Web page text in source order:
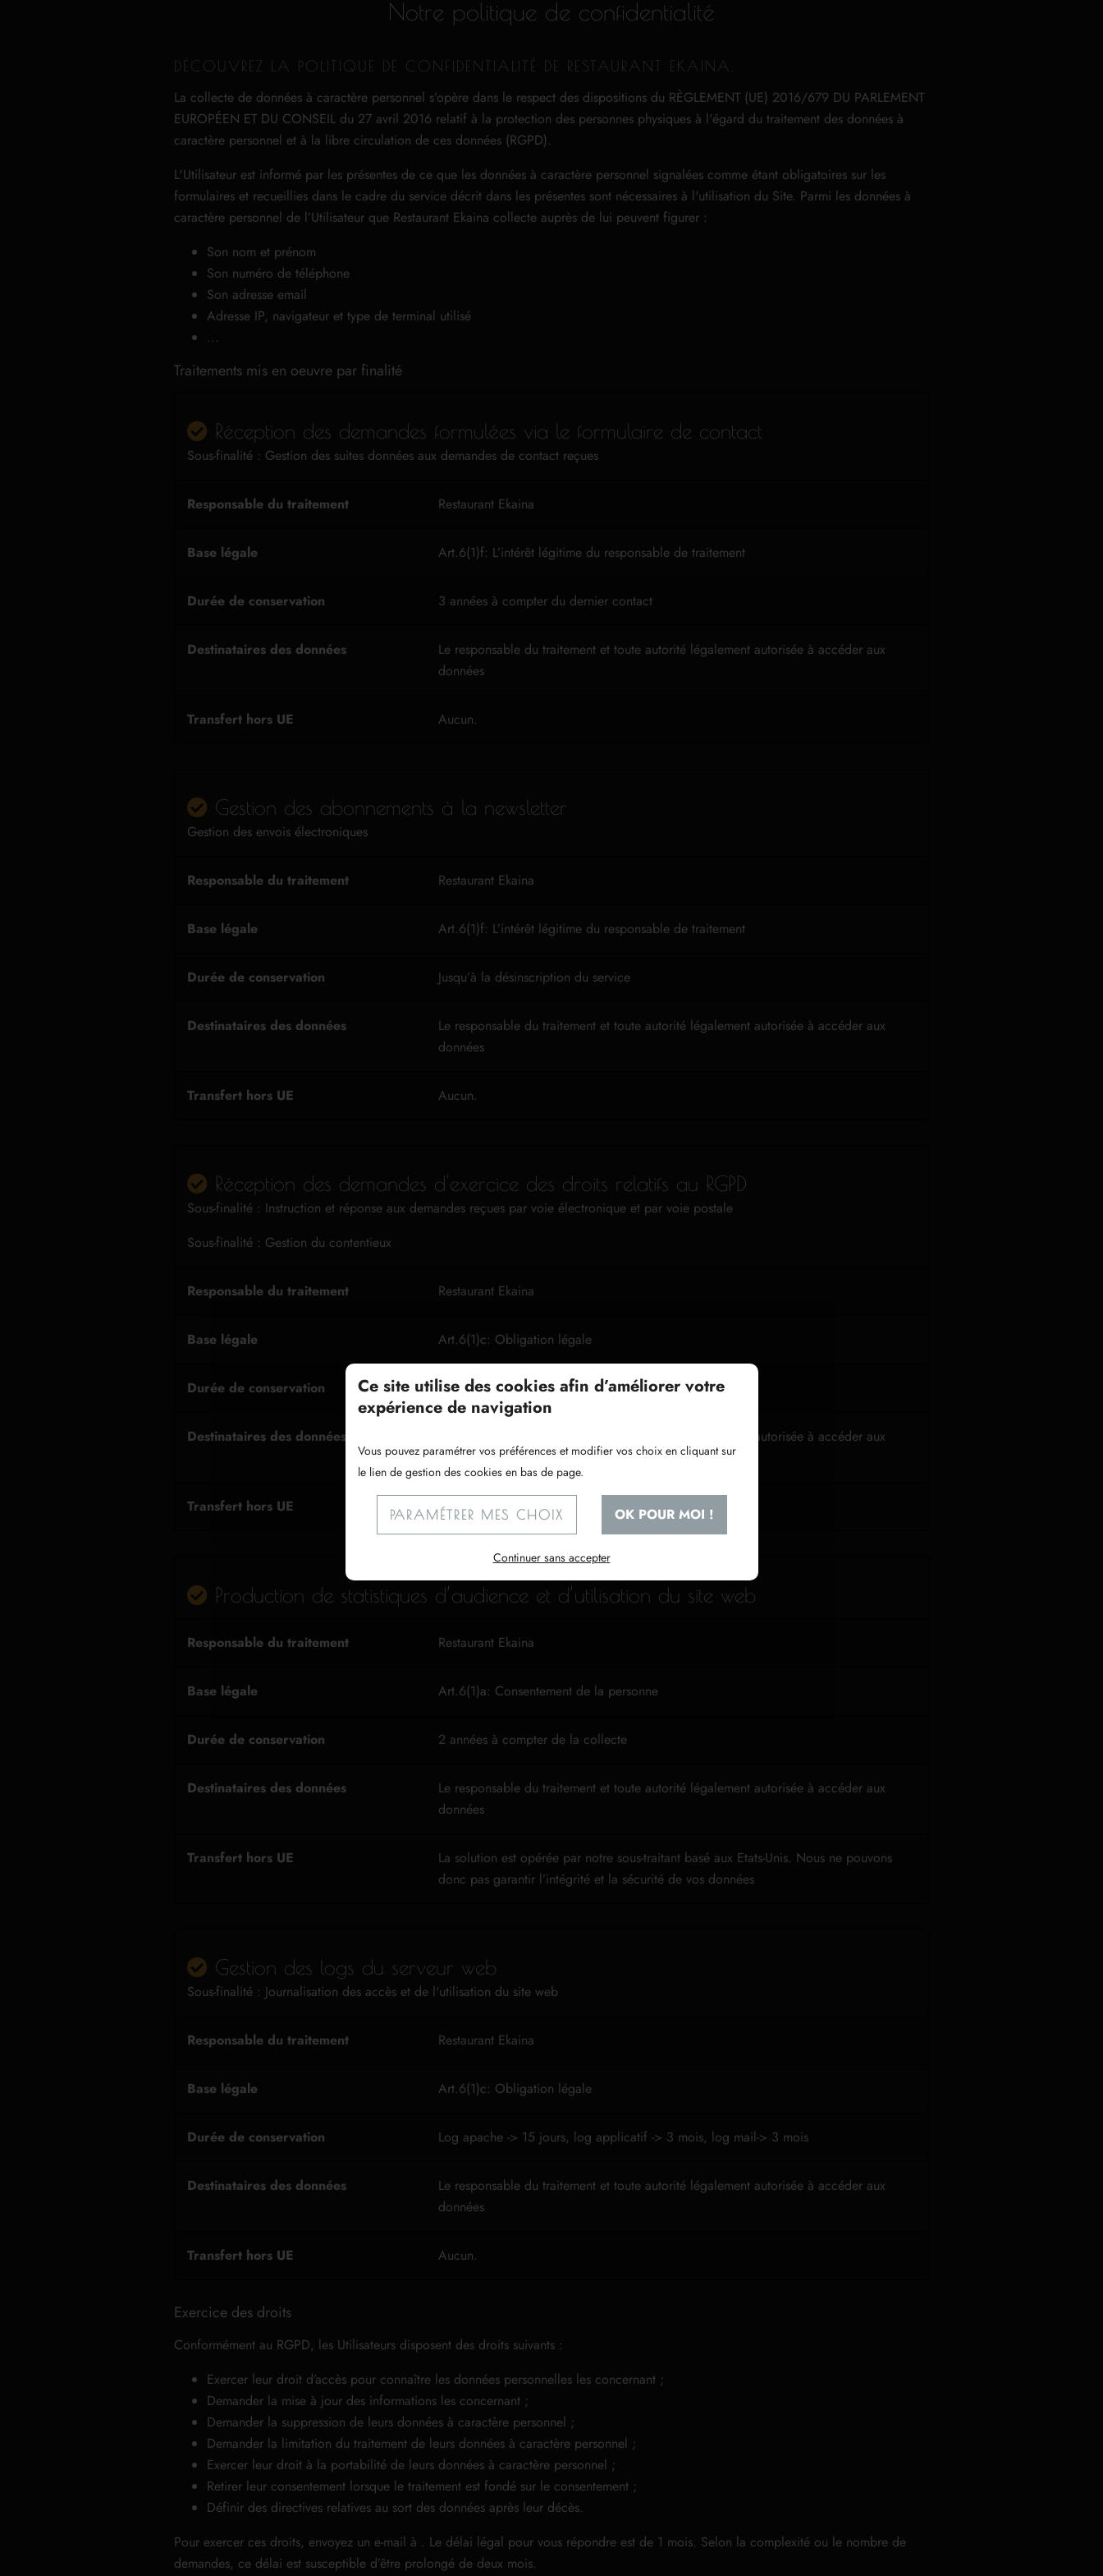
Notre politique de confidentialité
DÉCOUVREZ LA POLITIQUE DE CONFIDENTIALITÉ DE RESTAURANT EKAINA.
La collecte de données à caractère personnel s’opère dans le respect des dispositions du RÈGLEMENT (UE) 2016/679 DU PARLEMENT
EUROPÉEN ET DU CONSEIL du 27 avril 2016 relatif à la protection des personnes physiques à l'égard du traitement des données à
caractère personnel et à la libre circulation de ces données (RGPD).
L'Utilisateur est informé par les présentes de ce que les données à caractère personnel signalées comme étant obligatoires sur les
formulaires et recueillies dans le cadre du service décrit dans les présentes sont nécessaires à l'utilisation du Site. Parmi les données à
caractère personnel de l’Utilisateur que Restaurant Ekaina collecte auprès de lui peuvent figurer :
Son nom et prénom
Son numéro de téléphone
Son adresse email
Adresse IP, navigateur et type de terminal utilisé
...
Traitements mis en oeuvre par finalité
Réception des demandes formulées via le formulaire de contact
Sous-finalité : Gestion des suites données aux demandes de contact reçues
Responsable du traitement Restaurant Ekaina
Base légale Art.6(1)f: L’intérêt légitime du responsable de traitement
Durée de conservation 3 années à compter du dernier contact
Destinataires des données
Le responsable du traitement et toute autorité légalement autorisée à accéder aux
données
Transfert hors UE Aucun.
Gestion des abonnements à la newsletter
Gestion des envois électroniques
Responsable du traitement Restaurant Ekaina
Base légale Art.6(1)f: L’intérêt légitime du responsable de traitement
Durée de conservation Jusqu’à la désinscription du service
Destinataires des données
Le responsable du traitement et toute autorité légalement autorisée à accéder aux
données
Transfert hors UE Aucun.
Réception des demandes d'exercice des droits relatifs au RGPD
Sous-finalité : Instruction et réponse aux demandes reçues par voie électronique et par voie postale
Sous-finalité : Gestion du contentieux
Responsable du traitement Restaurant Ekaina
Base légale Art.6(1)c: Obligation légale
Durée de conservation 3 années à compter de la clôture du dossier
Destinataires des données
Le responsable du traitement et toute autorité légalement autorisée à accéder aux
données
Transfert hors UE Aucun.
Production de statistiques d’audience et d’utilisation du site web
Responsable du traitement Restaurant Ekaina
Base légale Art.6(1)a: Consentement de la personne
Durée de conservation 2 années à compter de la collecte
Destinataires des données
Le responsable du traitement et toute autorité légalement autorisée à accéder aux
données
Transfert hors UE La solution est opérée par notre sous-traitant basé aux Etats-Unis. Nous ne pouvons
donc pas garantir l’intégrité et la sécurité de vos données
Gestion des logs du serveur web
Sous-finalité : Journalisation des accès et de l'utilisation du site web
Responsable du traitement Restaurant Ekaina
Base légale Art.6(1)c: Obligation légale
Durée de conservation Log apache -> 15 jours, log applicatif -> 3 mois, log mail-> 3 mois
Destinataires des données
Le responsable du traitement et toute autorité légalement autorisée à accéder aux
données
Transfert hors UE Aucun.
Exercice des droits
Conformément au RGPD, les Utilisateurs disposent des droits suivants :
Exercer leur droit d’accès pour connaître les données personnelles les concernant ;
Demander la mise à jour des informations les concernant ;
Demander la suppression de leurs données à caractère personnel ;
Demander la limitation du traitement de leurs données à caractère personnel ;
Exercer leur droit à la portabilité de leurs données à caractère personnel ;
Retirer leur consentement lorsque le traitement est fondé sur le consentement ;
Définir des directives relatives au sort des données après leur décès.
Pour exercer ces droits, envoyez un e-mail à . Le délai légal pour vous répondre est de 1 mois. Selon la complexité ou le nombre de
demandes, ce délai est susceptible d’être prolongé de deux mois.
Ce site utilise des cookies afin d’améliorer votre
expérience de navigation
Vous pouvez paramétrer vos préférences et modifier vos choix en cliquant sur
le lien de gestion des cookies en bas de page.
PARAMÉTRER MES CHOIX OK POUR MOI !
Continuer sans accepter